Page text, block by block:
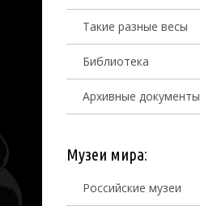
Такие разные весы
Библиотека
Архивные документы
Музеи мира:
Российские музеи